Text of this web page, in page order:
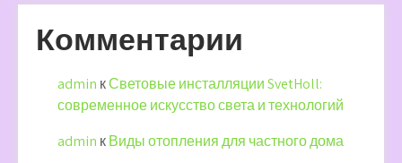
Комментарии
admin кСветовые инсталляции SvetHoll:
современное искусство света и технологий
admin кВиды отопления для частного дома